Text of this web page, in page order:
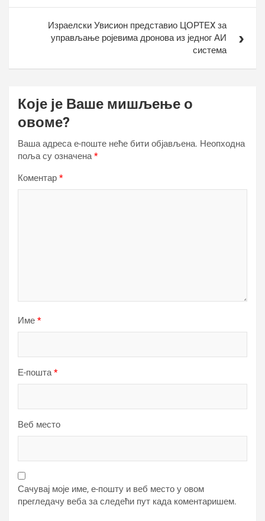
Израелски Увисион представио ЦОРТЕX за
управљање ројевима дронова из једног АИ
система
Које је Ваше мишљење о
овоме?
Ваша адреса е-поште неће бити објављена. Неопходна
поља су означена*
Коментар *
Име *
Е-пошта*
Веб место
Сачувај моје име, е-пошту и веб место у овом
прегледачу веба за следећи пут када коментаришем.